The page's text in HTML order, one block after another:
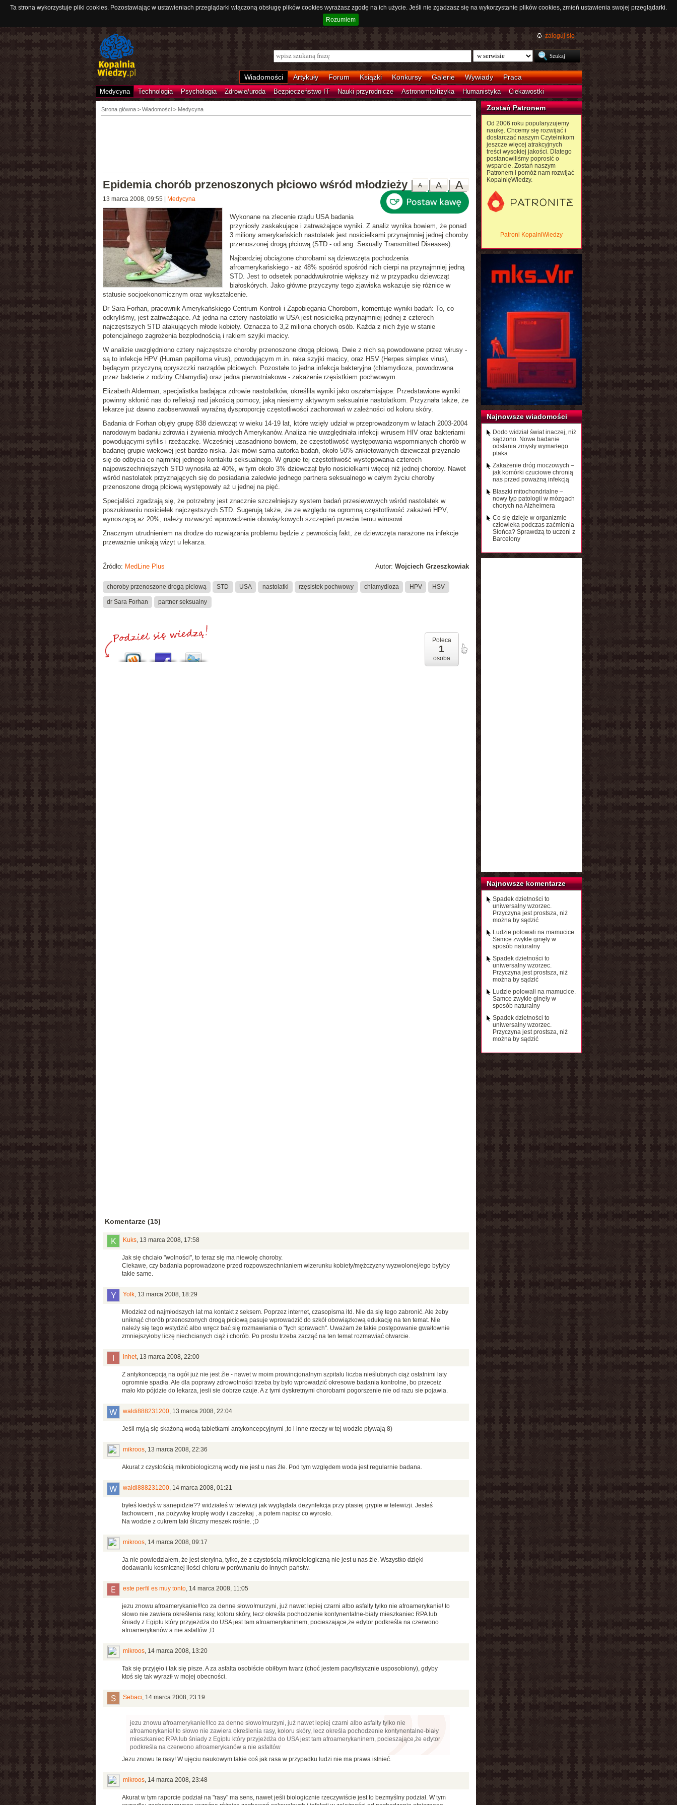
Ta strona wykorzystuje pliki cookies. Pozostawiając w ustawieniach przeglądarki włączoną obsługę plików cookies wyrażasz zgodę na ich użycie. Jeśli nie zgadzasz się na wykorzystanie plików cookies, zmień ustawienia swojej przeglądarki.
Rozumiem
zaloguj się
Wiadomości Artykuły Forum Książki Konkursy Galerie Wywiady Praca
Medycyna Technologia Psychologia Zdrowie/uroda Bezpieczeństwo IT Nauki przyrodnicze Astronomia/fizyka Humanistyka Ciekawostki
Strona główna> Wiadomości > Medycyna
A
A
A
Epidemia chorób przenoszonych płciowo wśród młodzieży
13 marca 2008, 09:55 Medycyna
Wykonane na zlecenie rządu USA badania
przyniosły zaskakujące i zatrważające wyniki. Z analiz wynika bowiem, że ponad
3 miliony amerykańskich nastolatek jest nosicielkami przynajmniej jednej choroby
przenoszonej drogą płciową(STD - od ang. Sexually Transmitted Diseases).
Najbardziej obciążone chorobami są dziewczęta pochodzenia
afroamerykańskiego - aż 48% spośród spośród nich cierpi na przynajmniej jedną
STD. Jest to odsetek ponaddwukrotnie większy niż w przypadku dziewcząt
białoskórych. Jako główne przyczyny tego zjawiska wskazuje się różnice w
statusie socjoekonomicznym oraz wykształcenie.
Dr Sara Forhan, pracownik Amerykańskiego Centrum Kontroli i Zapobiegania Chorobom, komentuje wyniki badań: To, co
odkryliśmy, jest zatrważające. Aż jedna na cztery nastolatki w USA jest nosicielką przynajmniej jednej z czterech
najczęstszych STD atakujących młode kobiety. Oznacza to 3,2 miliona chorych osób. Każda z nich żyje w stanie
potencjalnego zagrożenia bezpłodnością i rakiem szyjki macicy.
W analizie uwzględniono cztery najczęstsze choroby przenoszone drogą płciową. Dwie z nich są powodowane przez wirusy -
są to infekcje HPV (Human papilloma virus), powodującym m.in. raka szyjki macicy, oraz HSV(Herpes simplex virus),
będącym przyczyną opryszczki narządów płciowych. Pozostałe to jedna infekcja bakteryjna (chlamydioza, powodowana
przez bakterie z rodziny Chlamydia) oraz jedna pierwotniakowa - zakażenie rzęsistkiem pochwowym.
Elizabeth Alderman, specjalistka badająca zdrowie nastolatków, określiła wyniki jako oszałamiające: Przedstawione wyniki
powinny skłonić nas do refleksji nad jakością pomocy, jaką niesiemy aktywnym seksualnie nastolatkom. Przyznała także, że
lekarze już dawno zaobserwowali wyraźną dysproporcję częstotliwości zachorowań w zależności od koloru skóry.
Badania dr Forhan objęły grupę 838 dziewcząt w wieku 14-19 lat, które wzięły udział w przeprowadzonym w latach 2003-2004
narodowym badaniu zdrowia i żywienia młodych Amerykanów. Analiza nie uwzględniała infekcji wirusem HIV oraz bakteriami
powodującymi syfilis i rzeżączkę. Wcześniej uzasadniono bowiem, że częstotliwość występowania wspomnianych chorób w
badanej grupie wiekowej jest bardzo niska. Jak mówi sama autorka badań, około 50% ankietowanych dziewcząt przyznało
się do odbycia co najmniej jednego kontaktu seksualnego. W grupie tej częstotliwość występowania czterech
najpowszechniejszych STD wynosiła aż 40%, w tym około 3% dziewcząt było nosicielkami więcej niż jednej choroby. Nawet
wśród nastolatek przyznających się do posiadania zaledwie jednego partnera seksualnego w całym życiu choroby
przenoszone drogą płciową występowały aż u jednej na pięć.
Specjaliści zgadzają się, że potrzebny jest znacznie szczelniejszy system badań przesiewowych wśród nastolatek w
poszukiwaniu nosicielek najczęstszych STD. Sugerują także, że ze względu na ogromną częstotliwość zakażeń HPV,
wynoszącą aż 20%, należy rozważyć wprowadzenie obowiązkowych szczepień przeciw temu wirusowi.
Znacznym utrudnieniem na drodze do rozwiązania problemu będzie z pewnością fakt, że dziewczęta narażone na infekcje
przeważnie unikają wizyt u lekarza.
Autor: Wojciech Grzeszkowiak
Źródło: MedLine Plus
choroby przenoszone drogą płciową STD USA nastolatki rzęsistek pochwowy chlamydioza HPV HSV
dr Sara Forhan partner seksualny
Poleca
1
osoba
Komentarze (15)
Kuks, 13 marca 2008, 17:58
Jak się chciało "wolności", to teraz się ma niewolę choroby.
Ciekawe, czy badania poprowadzone przed rozpowszechnianiem wizerunku kobiety/mężczyzny wyzwolonej/ego byłyby
takie same.
Yolk, 13 marca 2008, 18:29
Młodzież od najmłodszych lat ma kontakt z seksem. Poprzez internet, czasopisma itd. Nie da się tego zabronić. Ale żeby
uniknąć chorób przenoszonych drogą płciową pasuje wprowadzić do szkół obowiązkową edukację na ten temat. Nie
należy się tego wstydzić albo wręcz bać się rozmawiania o "tych sprawach". Uważam że takie postępowanie gwałtownie
zmniejszyłoby liczę niechcianych ciąż i chorób. Po prostu trzeba zacząć na ten temat rozmawiać otwarcie.
inhet, 13 marca 2008, 22:00
Z antykoncepcją na ogół już nie jest źle - nawet w moim prowincjonalnym szpitalu liczba nieślubnych ciąż ostatnimi laty
ogromnie spadła. Ale dla poprawy zdrowotności trzeba by było wprowadzić okresowe badania kontrolne, bo przeceiz
mało kto pójdzie do lekarza, jesli sie dobrze czuje. A z tymi dyskretnymi chorobami pogorszenie nie od razu sie pojawia.
waldi888231200, 13 marca 2008, 22:04
Jeśli myją się skażoną wodą tabletkami antykoncepcyjnymi ,to i inne rzeczy w tej wodzie pływają 8)
mikroos, 13 marca 2008, 22:36
Akurat z czystością mikrobiologiczną wody nie jest u nas źle. Pod tym względem woda jest regularnie badana.
waldi888231200, 14 marca 2008, 01:21
byłeś kiedyś w sanepidzie?? widziałeś w telewizji jak wyglądała dezynfekcja przy ptasiej grypie w telewizji. Jesteś
fachowcem , na pożywkę kroplę wody i zaczekaj , a potem napisz co wyrosło.
Na wodzie z cukrem taki śliczny meszek rośnie. ;D
mikroos, 14 marca 2008, 09:17
Ja nie powiedziałem, że jest sterylna, tylko, że z czystością mikrobiologiczną nie jest u nas źle. Wszystko dzięki
dodawaniu kosmicznej ilości chloru w porównaniu do innych państw.
este perfil es muy tonto, 14 marca 2008, 11:05
jezu znowu afroamerykanie!!!co za denne słowo!murzyni, już nawet lepiej czarni albo asfalty tylko nie afroamerykanie! to
słowo nie zawiera określenia rasy, koloru skóry, lecz określa pochodzenie kontynentalne-biały mieszkaniec RPA lub
śniady z Egiptu który przyjeżdża do USA jest tam afroamerykaninem, pocieszające,że edytor podkreśla na czerwono
afroamerykanów a nie asfaltów ;D
mikroos, 14 marca 2008, 13:20
Tak się przyjęło i tak się pisze. A za asfalta osobiście obiłbym twarz (choć jestem pacyfistycznie usposobiony), gdyby
ktoś się tak wyraził w mojej obecności.
Sebaci, 14 marca 2008, 23:19
jezu znowu afroamerykanie!!!co za denne słowo!murzyni, już nawet lepiej czarni albo asfalty tylko nie
afroamerykanie! to słowo nie zawiera określenia rasy, koloru skóry, lecz określa pochodzenie kontynentalne-biały
mieszkaniec RPA lub śniady z Egiptu który przyjeżdża do USA jest tam afroamerykaninem, pocieszające,że edytor
podkreśla na czerwono afroamerykanów a nie asfaltów
Jezu znowu te rasy! W ujęciu naukowym takie coś jak rasa w przypadku ludzi nie ma prawa istnieć.
mikroos, 14 marca 2008, 23:48
Akurat w tym raporcie podział na "rasy" ma sens, nawet jeśli biologicznie rzeczywiście jest to bezmyślny podział. W tym
Zostań Patronem
Od 2006 roku popularyzujemy
naukę. Chcemy się rozwijać i
dostarczać naszym Czytelnikom
jeszcze więcej atrakcyjnych
treści wysokiej jakości. Dlatego
postanowiliśmy poprosić o
wsparcie. Zostań naszym
Patronem i pomóż nam rozwijać
KopalnięWiedzy.
Patroni KopalniWiedzy
Najnowsze wiadomości
Dodo widział świat inaczej, niż
sądzono. Nowe badanie
odsłania zmysły wymarłego
ptaka
Zakażenie dróg moczowych –
jak komórki czuciowe chronią
nas przed poważną infekcją
Blaszki mitochondrialne –
nowy typ patologii w mózgach
chorych na Alzheimera
Co się dzieje w organizmie
człowieka podczas zaćmienia
Słońca? Sprawdzą to uczeni z
Barcelony
Najnowsze komentarze
Spadek dzietności to
uniwersalny wzorzec.
Przyczyna jest prostsza, niż
można by sądzić
Ludzie polowali na mamucice.
Samce zwykle ginęły w
sposób naturalny
Spadek dzietności to
uniwersalny wzorzec.
Przyczyna jest prostsza, niż
można by sądzić
Ludzie polowali na mamucice.
Samce zwykle ginęły w
sposób naturalny
Spadek dzietności to
uniwersalny wzorzec.
Przyczyna jest prostsza, niż
można by sądzić